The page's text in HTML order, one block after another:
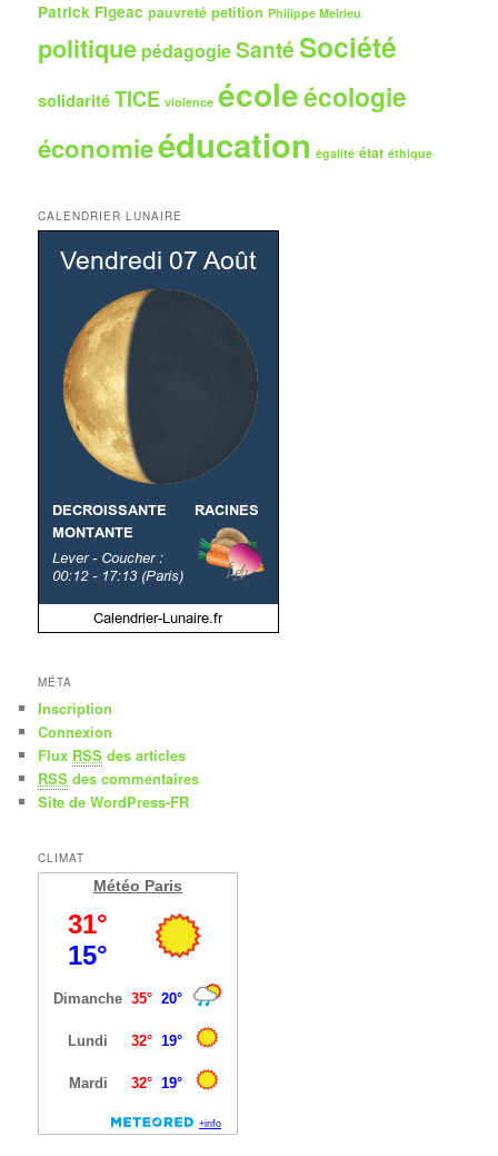
Patrick Figeac pauvreté petition Philippe Meirieu
politique pédagogieSantéSociété
solidaritéTICE violence écoleécologie
économieéducation égalité état éthique
CALENDRIER LUNAIRE
MÉTA
Inscription
Connexion
Flux RSS des articles
RSS des commentaires
Site de WordPress-FR
CLIMAT
Météo Paris